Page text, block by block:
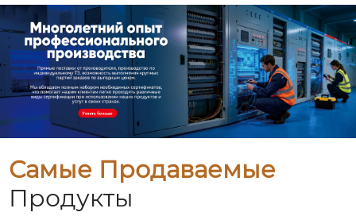
Самые Продаваемые
Продукты